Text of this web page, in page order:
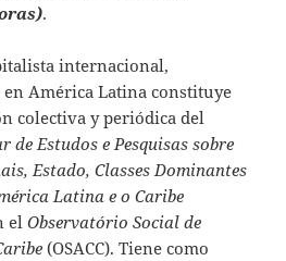
.
internacional,
América Latina constituye
colectiva y periódica del
Estudos e Pesquisas sobre
Estado, Classes Dominantes
Latina e o Caribe
elObservatório Social de
(OSACC). Tiene como